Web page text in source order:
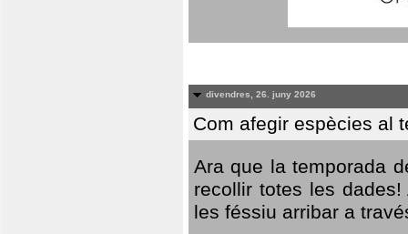
divendres, 26. juny 2026
Com afegir espècies al
Ara que la temporada
recollir totes les
les féssiu arribar a